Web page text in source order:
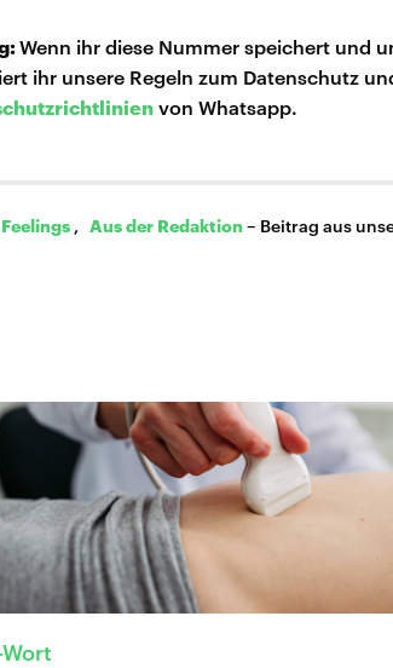
Wenn ihr diese Nummer speichert und
ihr unsere Regeln zum Datenschutz
von Whatsapp.
, Aus der Redaktion – Beitrag aus
Wort